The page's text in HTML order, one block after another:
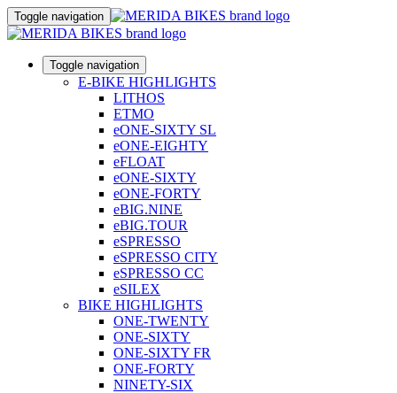
Toggle navigation
Toggle navigation
E-BIKE HIGHLIGHTS
LITHOS
ETMO
eONE-SIXTY SL
eONE-EIGHTY
eFLOAT
eONE-SIXTY
eONE-FORTY
eBIG.NINE
eBIG.TOUR
eSPRESSO
eSPRESSO CITY
eSPRESSO CC
eSILEX
BIKE HIGHLIGHTS
ONE-TWENTY
ONE-SIXTY
ONE-SIXTY FR
ONE-FORTY
NINETY-SIX